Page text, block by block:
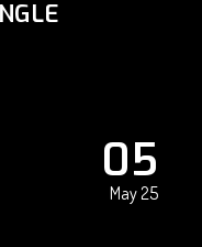
05
May 25